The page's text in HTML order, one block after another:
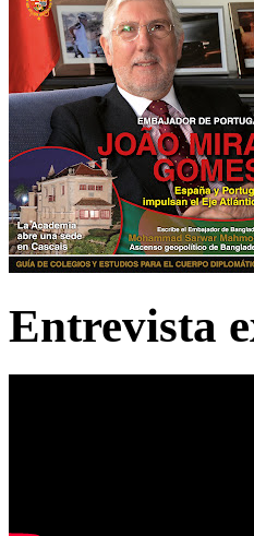
Entrevista